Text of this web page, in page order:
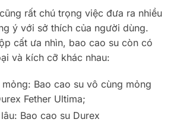
rất chú trọng việc đưa ra nhiều
ý với sở thích của người dùng.
cất ưa nhìn, bao cao su còn có
và kích cỡ khác nhau:
mỏng: Bao cao su vô cùng mỏng
Fether Ultima;
Bao cao su Durex